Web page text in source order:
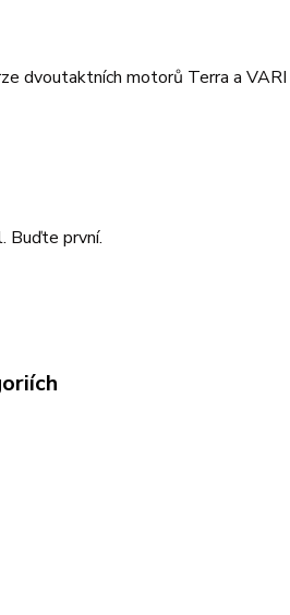
dvoutaktních motorů Terra a VARI
Buďte první.